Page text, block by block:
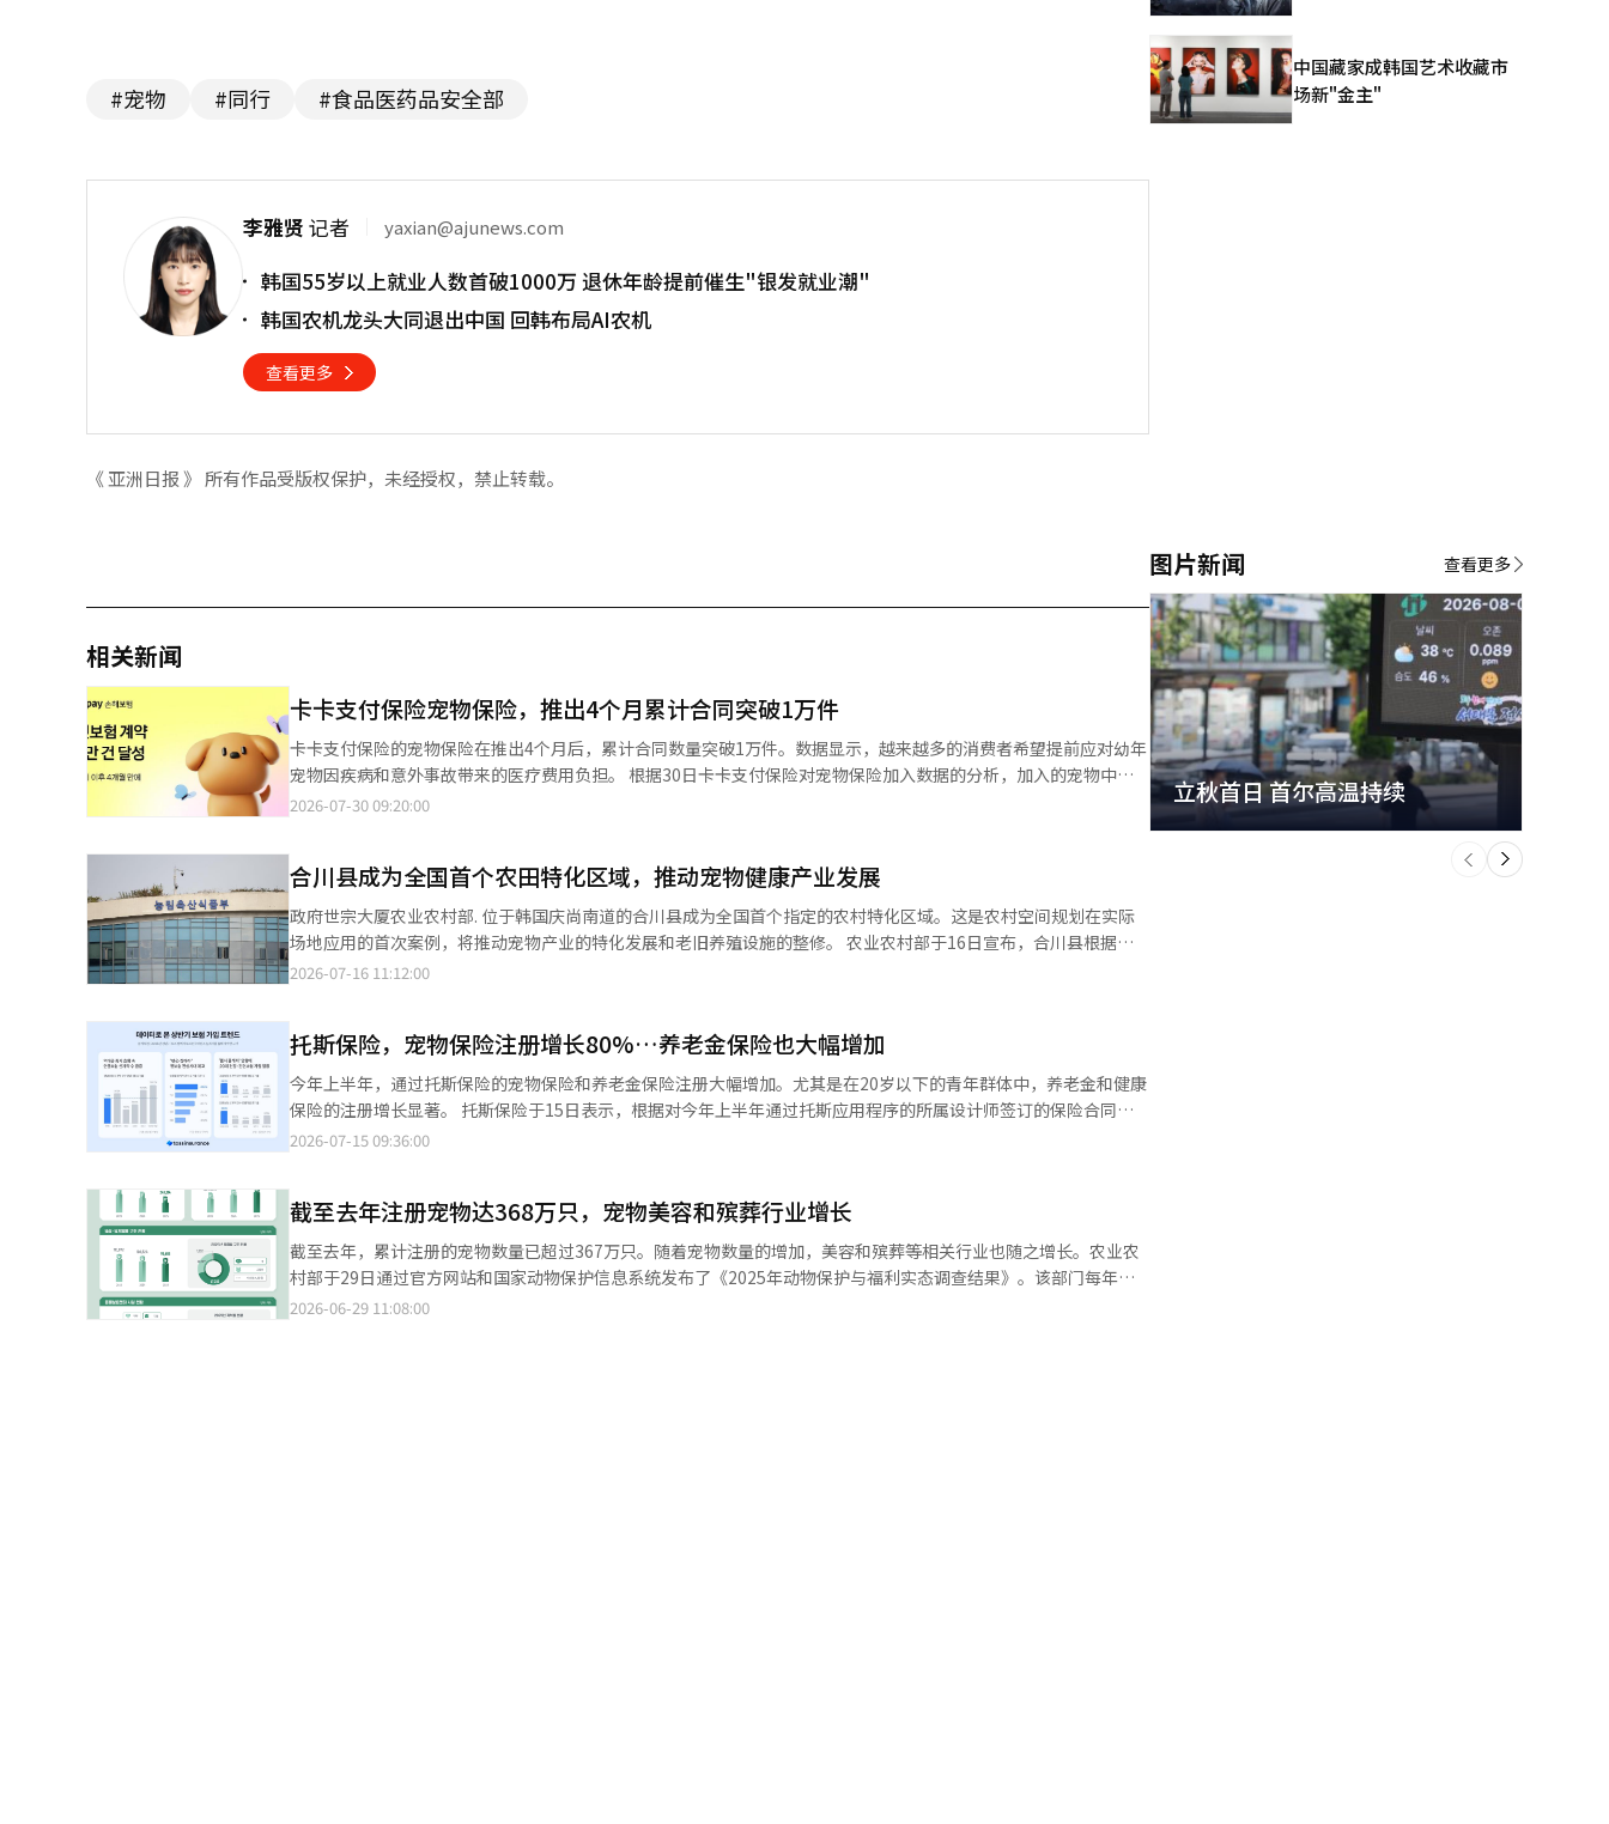
#宠物 #同行 #食品医药品安全部
李雅贤 记者 yaxian@ajunews.com
韩国55岁以上就业人数首破1000万 退休年龄提前催生"银发就业潮"
韩国农机龙头大同退出中国 回韩布局AI农机
查看更多
《 亚洲日报 》 所有作品受版权保护，未经授权，禁止转载。
相关新闻
卡卡支付保险宠物保险，推出4个月累计合同突破1万件
卡卡支付保险的宠物保险在推出4个月后，累计合同数量突破1万件。数据显示，越来越多的消费者希望提前应对幼年
宠物因疾病和意外事故带来的医疗费用负担。 根据30日卡卡支付保险对宠物保险加入数据的分析，加入的宠物中，0
岁宠物占39%，1岁占23%，2岁占20%，3岁占18%。可见，宠物年龄越小，加入比例越高。该产品的加入对象为0
分，狗狗占整体加入的80%，猫咪占20%。其中，马尔济斯犬占28%，比熊犬占16%，10公斤以下的混合犬、博美
犬和马尔济斯犬紧随其后。猫咪方面，韩国短毛猫占42%，英国短毛猫占17%。 卡卡支付保险于今年3月推出宠物保
险。该保险对手术当天的医疗费用最高保障500万韩元，年保障额度最高可达4000万韩元，MRI和CT检查费用以及住
院和门诊费用也在保障范围内。在年保障额度内，投保人可以无限次申请保险金。 以30岁投保人为例，若以1岁马尔
济斯犬为基准，手术当天型和手术住院型的月保费在7000韩元左右，而包括门诊治疗的手术门诊型则在3万韩元左
2026-07-30 09:20:00
合川县成为全国首个农田特化区域，推动宠物健康产业发展
政府世宗大厦农业农村部. 位于韩国庆尚南道的合川县成为全国首个指定的农村特化区域。这是农村空间规划在实际
场地应用的首次案例，将推动宠物产业的特化发展和老旧养殖设施的整修。 农业农村部于16日宣布，合川县根据
《农村空间重构法》指定了一个农村复合产业区和一个农村村落保护区为农村特化区域。农村特化区域是地方政府为
划。合川县在今年2月制定了基本规划，并成为全国首个完成特化区域指定的地方。 此次指定的农村复合产业区将与
现有的宠物主题公园“萌Stay”相结合，打造宠物特化的中心。核心设施为“宠物健康共生平台”，该产业区内将设
有宠物学院、宠物食品制造和加工体验空间、宠物伴侣的工作度假设施以及综合文化空间等。 合川县计划结合当地农
产品和宠物产业，创造新的收入基础。将利用当地的韩牛和红薯等农产品生产和销售宠物食品，并通过宠物伴侣的住
宿和工作度假空间，增加生活人口的流入。 将建设连接村庄和设施的步道“平谷安心狗狗路”，以引导游客利用周边
拆除后的土地将建设“平谷共生村森林”，为居民和游客提供休闲场所，改善村庄的景观和居住环境。 农业农村部计
划支持合川县的案例在全国范围内推广，提供地方定制的咨询服务，并优先连接农村协议、农村空间整治等政府支持
项目。 农业农村部农村政策局局长全汉英表示：“合川县作为全国首个特化区域的指定，展示了空间规划能够改变农
村的蓝图。我们将积极支持这一示范模型在全国范围内推广，为农村注入活力。”※ 本报道经人工智能（AI）系统翻
译与编辑。
2026-07-16 11:12:00
托斯保险，宠物保险注册增长80%…养老金保险也大幅增加
今年上半年，通过托斯保险的宠物保险和养老金保险注册大幅增加。尤其是在20岁以下的青年群体中，养老金和健康
保险的注册增长显著。 托斯保险于15日表示，根据对今年上半年通过托斯应用程序的所属设计师签订的保险合同数
据分析，宠物保险新合同数量同比增长了80%。这是调查对象中增幅最高的产品类别。 随着养宠物人群的增加以及
变额保险注册增长的原因。 按年龄段划分，养老金保险的注册增长率在60岁以上的群体中最高，达135.3%。其次是
50岁107.8%，20岁以下97.5%，40岁69.6%，30岁49.1%。分析认为，除了传统的养老金保险客户群体50、60岁以
上的人群，青年群体也开始通过私人养老金为退休做准备。 健康保险新合同数量同比增长16.5%，而相对简单的审核
程序使得慢性病患者等能够轻松注册的简易保险增长了44.5%。 特别是在20岁以下的群体中，健康保险注册增长了
59.2%，简易保险注册增长了83.5%，创下各年龄段中最高的增幅。这反映出青年群体对健康管理的关注增加，以及
2026-07-15 09:36:00
截至去年注册宠物达368万只，宠物美容和殡葬行业增长
截至去年，累计注册的宠物数量已超过367万只。随着宠物数量的增加，美容和殡葬等相关行业也随之增长。农业农
村部于29日通过官方网站和国家动物保护信息系统发布了《2025年动物保护与福利实态调查结果》。该部门每年根
据动物保护法对动物注册现状、动物救助及处理现状、宠物营业场所现状、动物保护官及名誉动物保护官现状等进行
2026-06-29 11:08:00
中国藏家成韩国艺术收藏市
场新"金主"
图片新闻
立秋首日 首尔高温持续
下
一
个
查看更多